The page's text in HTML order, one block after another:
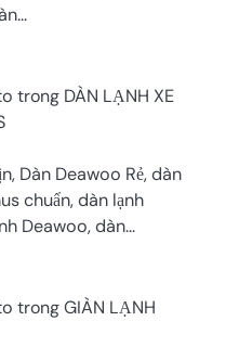
trong DÀN LẠNH XE
Dàn Deawoo Rẻ, dàn
chuẩn, dàn lạnh
Deawoo, dàn…
trongGIÀN LẠNH